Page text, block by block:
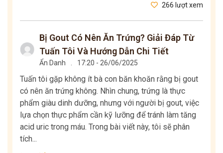
266 lượt xem
Bị Gout Có Nên Ăn Trứng? Giải Đáp Từ
Tuấn Tôi Và Hướng Dẫn Chi Tiết
Ẩn Danh 17:20 - 26/06/2025
Tuấn tôi gặp không ít bà con băn khoăn rằng bị gout
có nên ăn trứng không. Nhìn chung, trứng là thực
phẩm giàu dinh dưỡng, nhưng với người bị gout, việc
lựa chọn thực phẩm cần kỹ lưỡng để tránh làm tăng
acid uric trong máu. Trong bài viết này, tôi sẽ phân
tích...